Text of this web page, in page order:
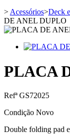
>Acessórios>Deck
DE ANEL DUPLO
PLACA
RefªGS72025
Condição Novo
Double folding pad